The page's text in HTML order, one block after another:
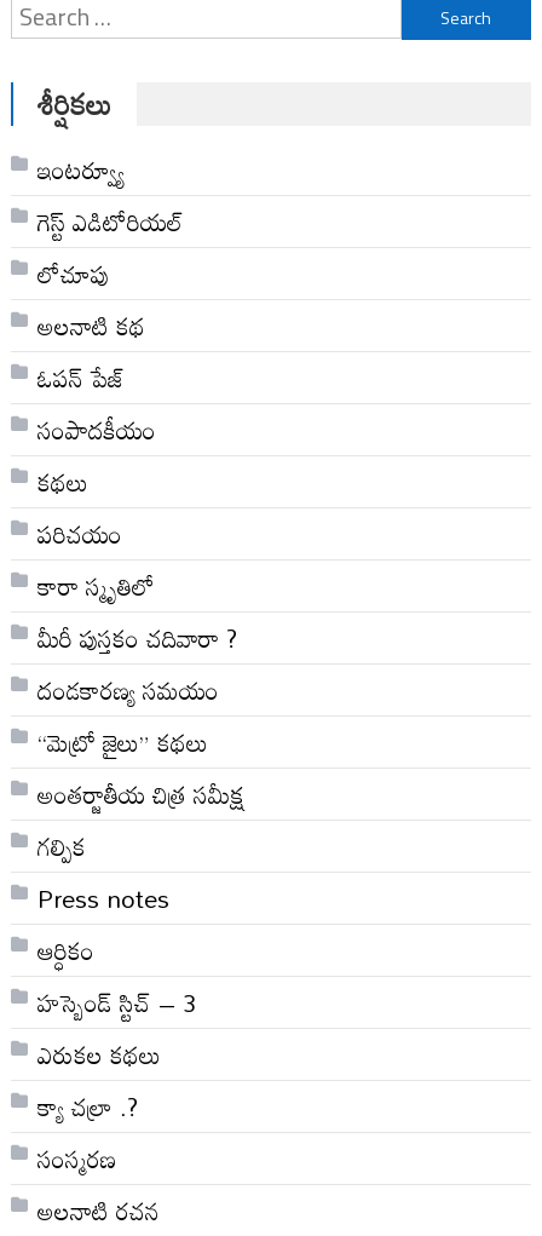
Search
for:
శీర్షికలు
ఇంటర్వ్యూ
గెస్ట్ ఎడిటోరియల్
లోచూపు
అల‌నాటి క‌థ‌
ఓపన్ పేజ్
సంపాదకీయం
కథలు
పరిచయం
కారా స్మృతిలో
మీరీ పుస్తకం చదివారా ?
దండకారణ్య సమయం
“మెట్రో జైలు” కథలు
అంతర్జాతీయ చిత్ర సమీక్ష
గల్పిక
Press notes
ఆర్ధికం
హస్బెండ్ స్టిచ్ – 3
ఎరుకల కథలు
క్యా చల్రా .?
సంస్మరణ
అలనాటి రచన